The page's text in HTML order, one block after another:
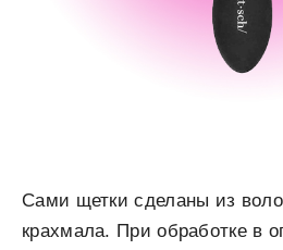
Сами щетки сделаны из
крахмала. При обработке в